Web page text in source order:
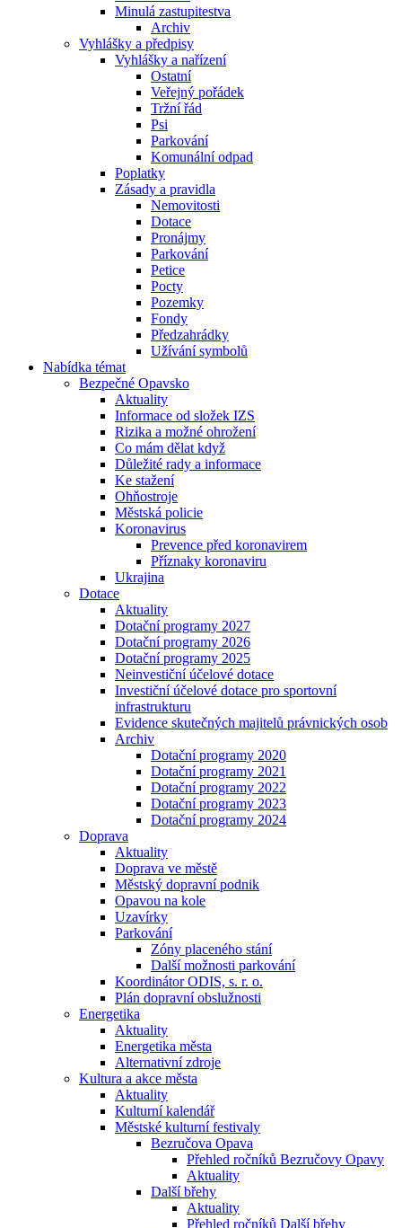
Minulá zastupitestva
Archiv
Vyhlášky a předpisy
Vyhlášky a nařízení
Ostatní
Veřejný pořádek
Tržní řád
Psi
Parkování
Komunální odpad
Poplatky
Zásady a pravidla
Nemovitosti
Dotace
Pronájmy
Parkování
Petice
Pocty
Pozemky
Fondy
Předzahrádky
Užívání symbolů
Nabídka témat
Bezpečné Opavsko
Aktuality
Informace od složek IZS
Rizika a možné ohrožení
Co mám dělat když
Důležité rady a informace
Ke stažení
Ohňostroje
Městská policie
Koronavirus
Prevence před koronavirem
Příznaky koronaviru
Ukrajina
Dotace
Aktuality
Dotační programy 2027
Dotační programy 2026
Dotační programy 2025
Neinvestiční účelové dotace
Investiční účelové dotace pro sportovní
infrastrukturu
Evidence skutečných majitelů právnických osob
Archiv
Dotační programy 2020
Dotační programy 2021
Dotační programy 2022
Dotační programy 2023
Dotační programy 2024
Doprava
Aktuality
Doprava ve městě
Městský dopravní podnik
Opavou na kole
Uzavírky
Parkování
Zóny placeného stání
Další možnosti parkování
Koordinátor ODIS, s. r. o.
Plán dopravní obslužnosti
Energetika
Aktuality
Energetika města
Alternativní zdroje
Kultura a akce města
Aktuality
Kulturní kalendář
Městské kulturní festivaly
Bezručova Opava
Přehled ročníků Bezručovy Opavy
Aktuality
Další břehy
Aktuality
Přehled ročníků Další břehy